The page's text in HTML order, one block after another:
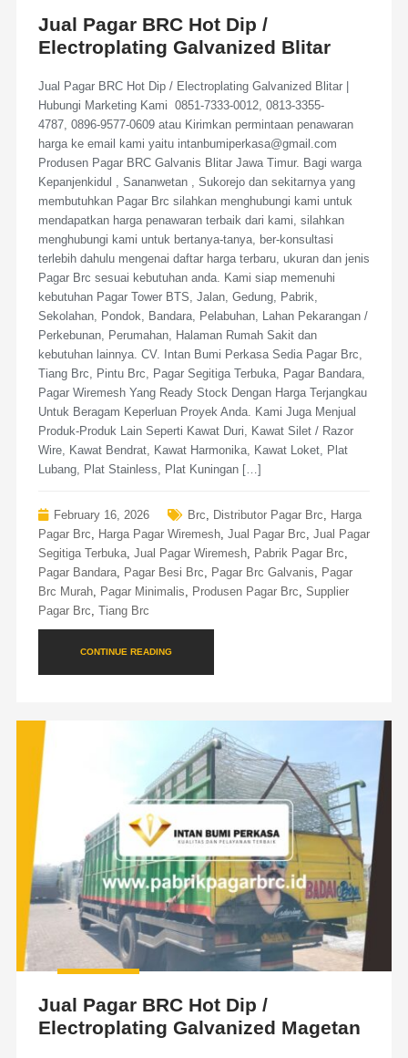
Jual Pagar BRC Hot Dip /
Electroplating Galvanized Blitar
Jual Pagar BRC Hot Dip / Electroplating Galvanized Blitar |
Hubungi Marketing Kami 0851-7333-0012, 0813-3355-
4787, 0896-9577-0609 atau Kirimkan permintaan penawaran
harga ke email kami yaitu intanbumiperkasa@gmail.com
Produsen Pagar BRC Galvanis Blitar Jawa Timur. Bagi warga
Kepanjenkidul , Sananwetan , Sukorejo dan sekitarnya yang
membutuhkan Pagar Brc silahkan menghubungi kami untuk
mendapatkan harga penawaran terbaik dari kami, silahkan
menghubungi kami untuk bertanya-tanya, ber-konsultasi
terlebih dahulu mengenai daftar harga terbaru, ukuran dan jenis
Pagar Brc sesuai kebutuhan anda. Kami siap memenuhi
kebutuhan Pagar Tower BTS, Jalan, Gedung, Pabrik,
Sekolahan, Pondok, Bandara, Pelabuhan, Lahan Pekarangan /
Perkebunan, Perumahan, Halaman Rumah Sakit dan
kebutuhan lainnya. CV. Intan Bumi Perkasa Sedia Pagar Brc,
Tiang Brc, Pintu Brc, Pagar Segitiga Terbuka, Pagar Bandara,
Pagar Wiremesh Yang Ready Stock Dengan Harga Terjangkau
Untuk Beragam Keperluan Proyek Anda. Kami Juga Menjual
Produk-Produk Lain Seperti Kawat Duri, Kawat Silet / Razor
Wire, Kawat Bendrat, Kawat Harmonika, Kawat Loket, Plat
Lubang, Plat Stainless, Plat Kuningan […]
February 16, 2026 Brc, Distributor Pagar Brc, Harga
Pagar Brc, Harga Pagar Wiremesh, Jual Pagar Brc, Jual Pagar
Segitiga Terbuka, Jual Pagar Wiremesh, Pabrik Pagar Brc,
Pagar Bandara, Pagar Besi Brc, Pagar Brc Galvanis, Pagar
Brc Murah, Pagar Minimalis, Produsen Pagar Brc, Supplier
Pagar Brc, Tiang Brc
CONTINUE READING
Jual Pagar BRC Hot Dip /
Electroplating Galvanized Magetan